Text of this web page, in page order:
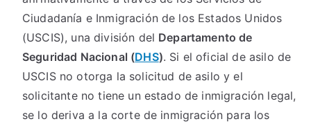
Ciudadanía e Inmigración de los Estados Unidos
(USCIS), una división del Departamento de
Seguridad Nacional (DHS). Si el oficial de asilo de
USCIS no otorga la solicitud de asilo y el
solicitante no tiene un estado de inmigración legal,
se lo deriva a la corte de inmigración para los